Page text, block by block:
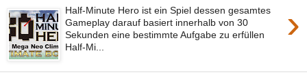
›
Half-Minute Hero ist ein Spiel dessen gesamtes
Gameplay darauf basiert innerhalb von 30
Sekunden eine bestimmte Aufgabe zu erfüllen
Half-Mi...